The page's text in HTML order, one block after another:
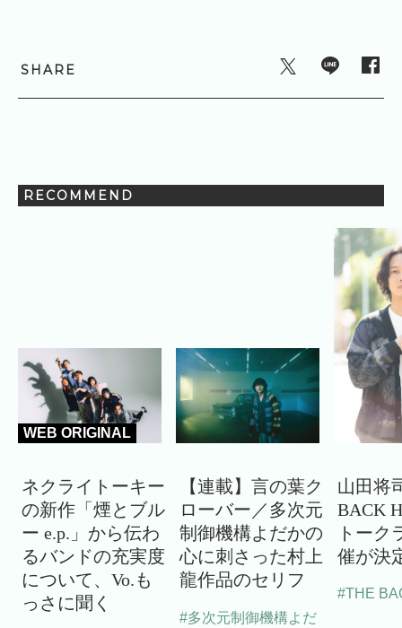
SHARE
RECOMMEND
WEB ORIGINAL
ネクライトーキー
の新作「煙とブル
ー e.p.」から伝わ
るバンドの充実度
について、Vo.も
っさに聞く
【連載】言の葉ク
ローバー／多次元
制御機構よだかの
心に刺さった村上
龍作品のセリフ
#多次元制御機構よだ
山田将
BACK
トーク
催が決
#THE